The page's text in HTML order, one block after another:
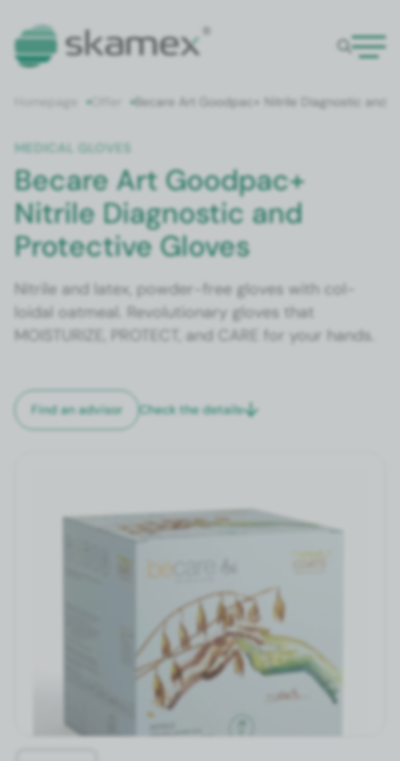
Offer Becare Art Good­pac+ Nitrile Diag­nos­tic and
MED­ICAL GLOVES
Becare Art Goodpac+
Nitrile Diagnostic and
Protective Gloves
Nitrile and latex, pow­der-free gloves with col­
loidal oat­meal. Rev­o­lu­tion­ary gloves that
MOISTURIZE, PROTECT, and CARE for your hands.
Find an advi­sor Check the details